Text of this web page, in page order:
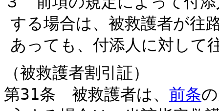
する場合は、被救護者が往
あっても、付添人に対して
（被救護者割引証）
第31条 被救護者は、 前条